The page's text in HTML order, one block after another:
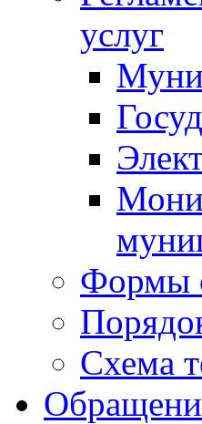
услуг
Формы
Схема